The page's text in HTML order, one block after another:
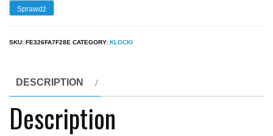
Sprawdź
SKU: FE326FA7F28E CATEGORY: KLOCKI
DESCRIPTION
Description